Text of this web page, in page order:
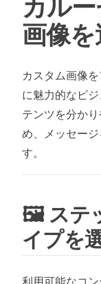
カル
画像
カスタム画像
に魅力的なビ
テンツを分か
め、メッセー
す。
🖼️ ステ
イプを